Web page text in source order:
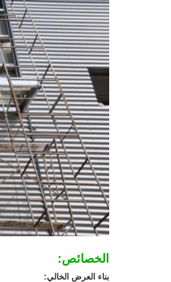
الخصائص:
بناء العرض الخالي: